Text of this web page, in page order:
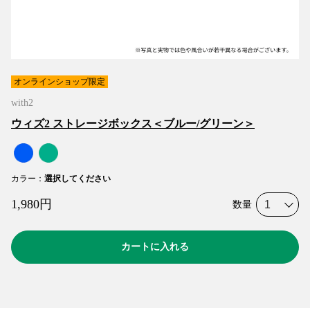
オンラインショップ限定
with2
ウィズ2 ストレージボックス＜ブルー/グリーン＞
カラー ： 選択してください
1,980円 数量
カートに入れる